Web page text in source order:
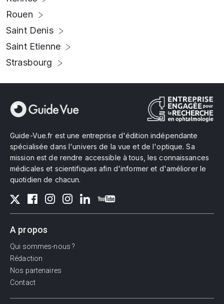
Rouen
Saint Denis
Saint Etienne
Strasbourg
Guide-Vue.fr est une entreprise d'édition indépendante
spécialisée dans l'univers de la vue et de l'optique. Sa
mission est de rendre accessible à tous, les connaissances
médicales et scientifiques afin d'informer et d'améliorer le
quotidien de chacun.
A propos
Qui sommes-nous ?
Rédaction
Nos partenaires
Contact